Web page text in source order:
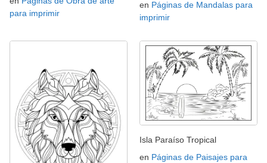
para imprimir
en Páginas de Mandalas para
imprimir
Isla Paraíso Tropical
en Páginas de Paisajes para